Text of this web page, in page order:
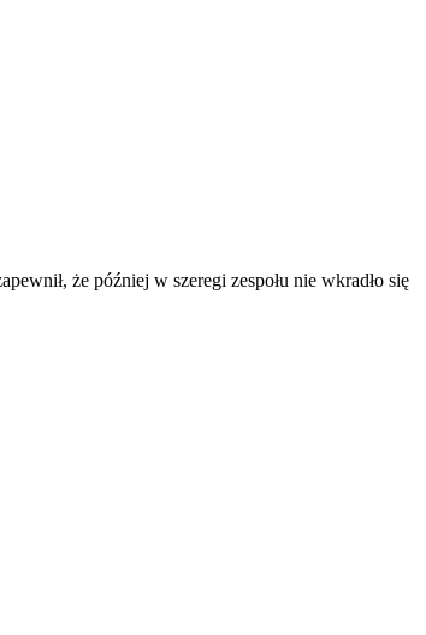
że później w szeregi zespołu nie wkradło się